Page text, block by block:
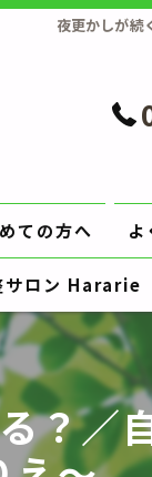
夜更かしが
ての方へ よ
サロン Hararie
？